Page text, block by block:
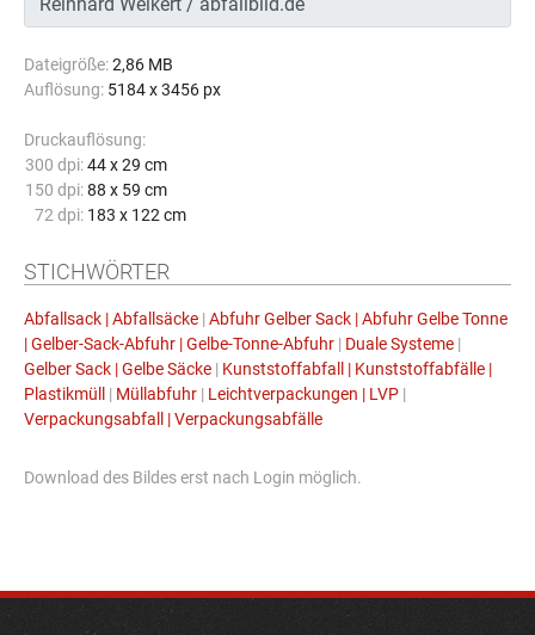
Dateigröße:2,86 MB
Auflösung: 5184 x 3456 px
Druckauflösung:
300 dpi: 44 x 29 cm
150 dpi: 88 x 59 cm
72 dpi: 183 x 122 cm
STICHWÖRTER
Abfallsack | Abfallsäcke | Abfuhr Gelber Sack | Abfuhr Gelbe Tonne
| Gelber-Sack-Abfuhr | Gelbe-Tonne-Abfuhr | Duale Systeme |
Gelber Sack | Gelbe Säcke | Kunststoffabfall | Kunststoffabfälle |
Plastikmüll | Müllabfuhr | Leichtverpackungen | LVP |
Verpackungsabfall | Verpackungsabfälle
Download des Bildes erst nach Login möglich.